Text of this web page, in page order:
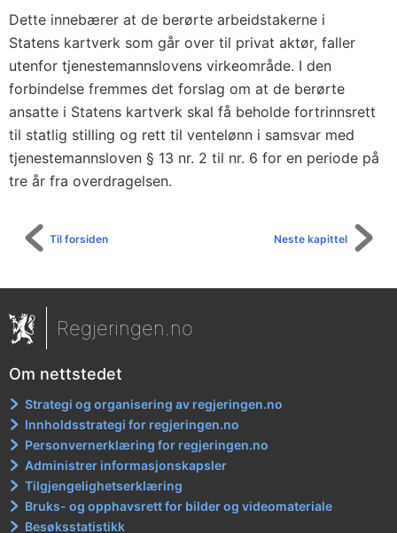
Dette innebærer at de berørte arbeidstakerne i
Statens kartverk som går over til privat aktør, faller
utenfor tjenestemannslovens virkeområde. I den
forbindelse fremmes det forslag om at de berørte
ansatte i Statens kartverk skal få beholde fortrinnsrett
til statlig stilling og rett til ventelønn i samsvar med
tjenestemannsloven § 13 nr. 2 til nr. 6 for en periode på
tre år fra overdragelsen.
Neste kapittel
Til forsiden
Regjeringen.no
Om nettstedet
Strategi og organisering av regjeringen.no
Innholdsstrategi for regjeringen.no
Personvernerklæring for regjeringen.no
Administrer informasjonskapsler
Tilgjengelighetserklæring
Bruks- og opphavsrett for bilder og videomateriale
Besøksstatistikk